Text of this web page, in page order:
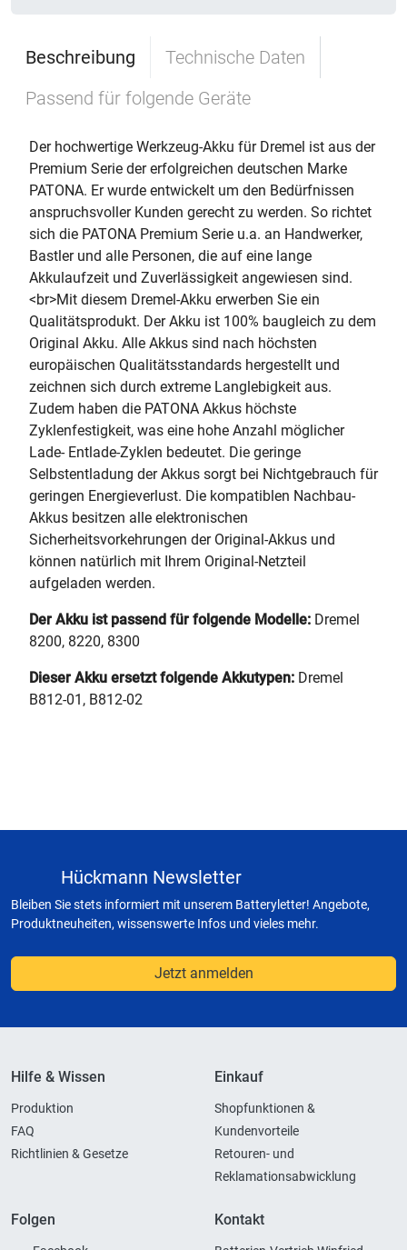
Beschreibung
Technische Daten
Passend für folgende Geräte
Der hochwertige Werkzeug-Akku für Dremel ist aus der
Premium Serie der erfolgreichen deutschen Marke
PATONA. Er wurde entwickelt um den Bedürfnissen
anspruchsvoller Kunden gerecht zu werden. So richtet
sich die PATONA Premium Serie u.a. an Handwerker,
Bastler und alle Personen, die auf eine lange
Akkulaufzeit und Zuverlässigkeit angewiesen sind.
<br>Mit diesem Dremel-Akku erwerben Sie ein
Qualitätsprodukt. Der Akku ist 100% baugleich zu dem
Original Akku. Alle Akkus sind nach höchsten
europäischen Qualitätsstandards hergestellt und
zeichnen sich durch extreme Langlebigkeit aus.
Zudem haben die PATONA Akkus höchste
Zyklenfestigkeit, was eine hohe Anzahl möglicher
Lade- Entlade-Zyklen bedeutet. Die geringe
Selbstentladung der Akkus sorgt bei Nichtgebrauch für
geringen Energieverlust. Die kompatiblen Nachbau-
Akkus besitzen alle elektronischen
Sicherheitsvorkehrungen der Original-Akkus und
können natürlich mit Ihrem Original-Netzteil
aufgeladen werden.
Der Akku ist passend für folgende Modelle: Dremel
8200, 8220, 8300
Dieser Akku ersetzt folgende Akkutypen: Dremel
B812-01, B812-02
Hückmann Newsletter
Bleiben Sie stets informiert mit unserem Batteryletter! Angebote,
Produktneuheiten, wissenswerte Infos und vieles mehr.
Jetzt anmelden
Hilfe & Wissen
Produktion
FAQ
Richtlinien & Gesetze
Einkauf
Shopfunktionen &
Kundenvorteile
Retouren- und
Reklamationsabwicklung
Folgen Kontakt